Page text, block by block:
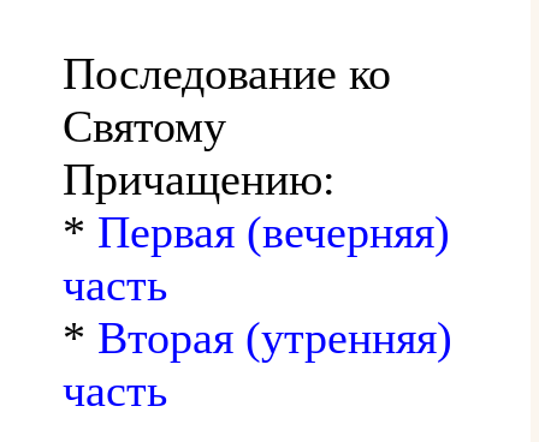
Последование ко
Святому
Причащению:
* Первая (вечерняя)
часть
* Вторая (утренняя)
часть